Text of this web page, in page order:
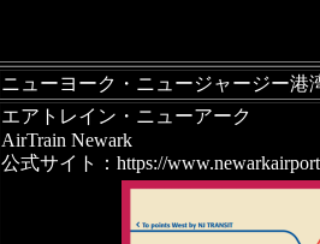
ニューヨーク・ニュージャージー港
エアトレイン・ニューアーク
AirTrain Newark
公式サイト：https://